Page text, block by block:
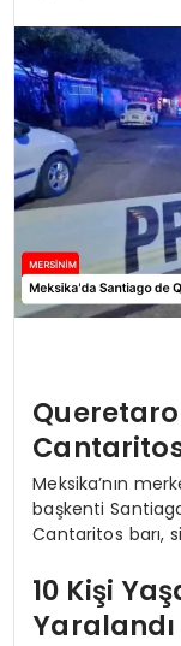
Cantaritos
Meksika’nın
başkenti
Cantaritos barı,
10 Kişi
Yaralandı